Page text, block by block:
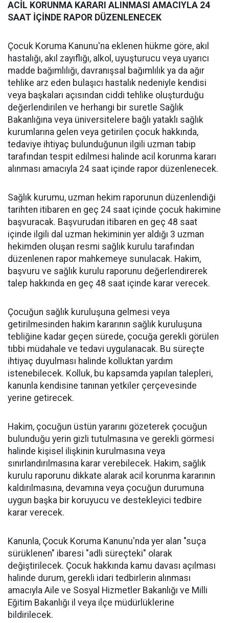
ACİL KORUNMA KARARI ALINMASI AMACIYLA 24
SAAT İÇİNDE RAPOR DÜZENLENECEK
Çocuk Koruma Kanunu'na eklenen hükme göre, akıl
hastalığı, akıl zayıflığı, alkol, uyuşturucu veya uyarıcı
madde bağımlılığı, davranışsal bağımlılık ya da ağır
tehlike arz eden bulaşıcı hastalık nedeniyle kendisi
veya başkaları açısından ciddi tehlike oluşturduğu
değerlendirilen ve herhangi bir suretle Sağlık
Bakanlığına veya üniversitelere bağlı yataklı sağlık
kurumlarına gelen veya getirilen çocuk hakkında,
tedaviye ihtiyaç bulunduğunun ilgili uzman tabip
tarafından tespit edilmesi halinde acil korunma kararı
alınması amacıyla 24 saat içinde rapor düzenlenecek.
Sağlık kurumu, uzman hekim raporunun düzenlendiği
tarihten itibaren en geç 24 saat içinde çocuk hakimine
başvuracak. Başvurudan itibaren en geç 48 saat
içinde ilgili dal uzman hekiminin yer aldığı 3 uzman
hekimden oluşan resmi sağlık kurulu tarafından
düzenlenen rapor mahkemeye sunulacak. Hakim,
başvuru ve sağlık kurulu raporunu değerlendirerek
talep hakkında en geç 48 saat içinde karar verecek.
Çocuğun sağlık kuruluşuna gelmesi veya
getirilmesinden hakim kararının sağlık kuruluşuna
tebliğine kadar geçen sürede, çocuğa gerekli görülen
tıbbi müdahale ve tedavi uygulanacak. Bu süreçte
ihtiyaç duyulması halinde kolluktan yardım
istenebilecek. Kolluk, bu kapsamda yapılan talepleri,
kanunla kendisine tanınan yetkiler çerçevesinde
yerine getirecek.
Hakim, çocuğun üstün yararını gözeterek çocuğun
bulunduğu yerin gizli tutulmasına ve gerekli görmesi
halinde kişisel ilişkinin kurulmasına veya
sınırlandırılmasına karar verebilecek. Hakim, sağlık
kurulu raporunu dikkate alarak acil korunma kararının
kaldırılmasına, devamına veya çocuğun durumuna
uygun başka bir koruyucu ve destekleyici tedbire
karar verecek.
Kanunla, Çocuk Koruma Kanunu'nda yer alan "suça
sürüklenen" ibaresi "adli süreçteki" olarak
değiştirilecek. Çocuk hakkında kamu davası açılması
halinde durum, gerekli idari tedbirlerin alınması
amacıyla Aile ve Sosyal Hizmetler Bakanlığı ve Milli
Eğitim Bakanlığı il veya ilçe müdürlüklerine
bildirilecek.